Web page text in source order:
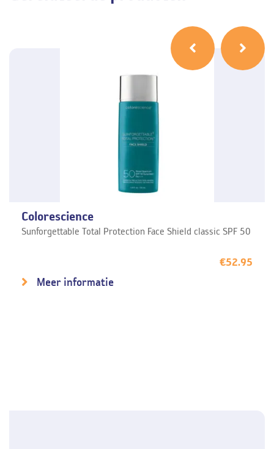
Colorescience
Sunforgettable Total Protection Face Shield classic SPF 50
€52.95
Meer informatie